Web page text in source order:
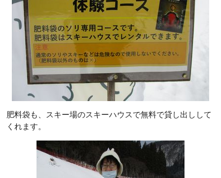
肥料袋も、スキー場のスキーハウスで無料で貸し出しして
くれます。